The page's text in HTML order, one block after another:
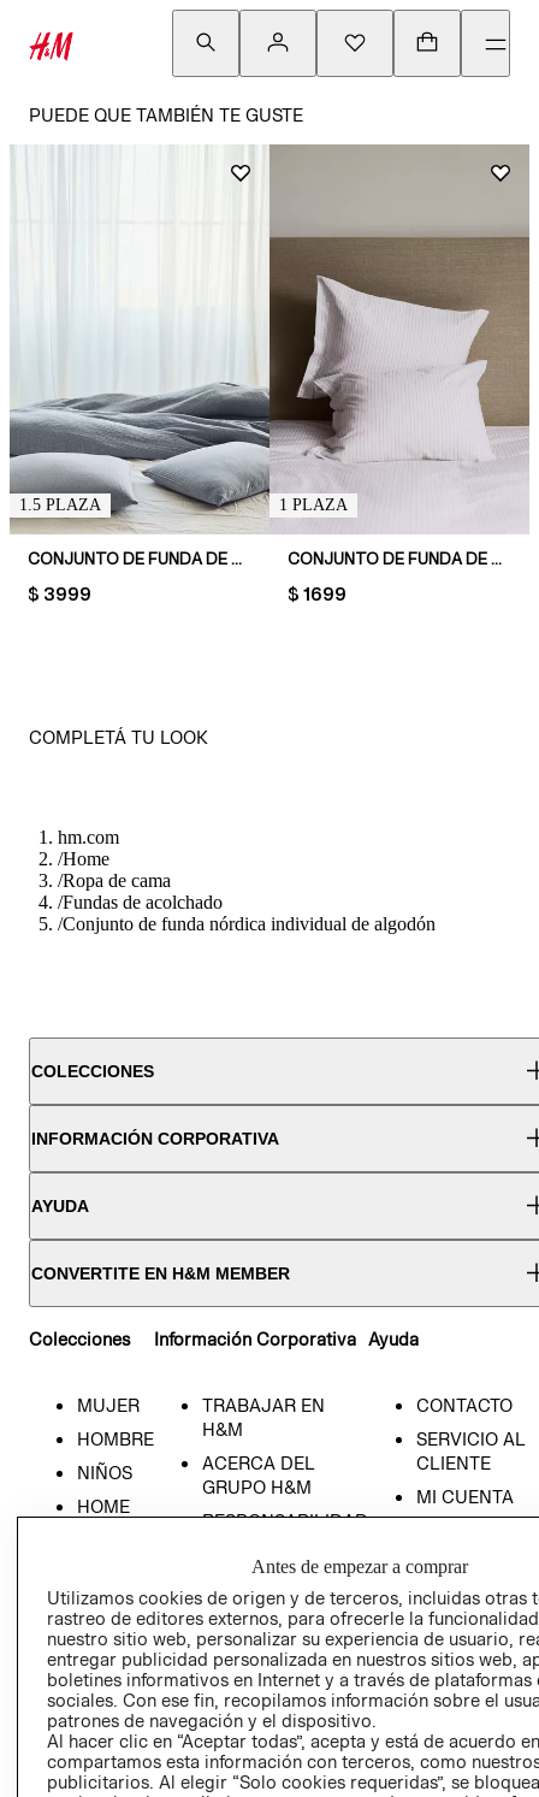
PUEDE QUE TAMBIÉN TE GUSTE
1.5 PLAZA
CONJUNTO DE FUNDA DE ACOLCHADO DOBLE DE MUSELINA
PRICE:
$ 3999
1 PLAZA
CONJUNTO DE FUNDA DE ACOLCHADO DE UNA PLAZA
PRICE:
$ 1699
COMPLETÁ TU LOOK
hm.com
/Home
/Ropa de cama
/Fundas de acolchado
/Conjunto de funda nórdica individual de algodón
COLECCIONES
INFORMACIÓN CORPORATIVA
AYUDA
CONVERTITE EN H&M MEMBER
Colecciones
MUJER
HOMBRE
NIÑOS
HOME
Información Corporativa
TRABAJAR EN
H&M
ACERCA DEL
GRUPO H&M
RESPONSABILIDAD
PRENSA
RELACIÓN CON
INVERSIONISTAS
POLÍTICA
EMPRESARIAL
Ayuda
CONTACTO
SERVICIO AL
CLIENTE
MI CUENTA
- RETIRO EN
TIENDA
TÉRMINOS Y
CONDICIONES
PRIVACIDAD
GIFT CARD
Antes de empezar a comprar
Utilizamos cookies de origen y de terceros, incluidas otras
rastreo de editores externos, para ofrecerle la
nuestro sitio web, personalizar su experiencia de usuario,
entregar publicidad personalizada en nuestros sitios web,
boletines informativos en Internet y a través de plataformas
sociales. Con ese fin, recopilamos información sobre el
patrones de navegación y el dispositivo.
Al hacer clic en “Aceptar todas”, acepta y está de acuerdo
compartamos esta información con terceros, como
publicitarios. Al elegir “Solo cookies requeridas”, se